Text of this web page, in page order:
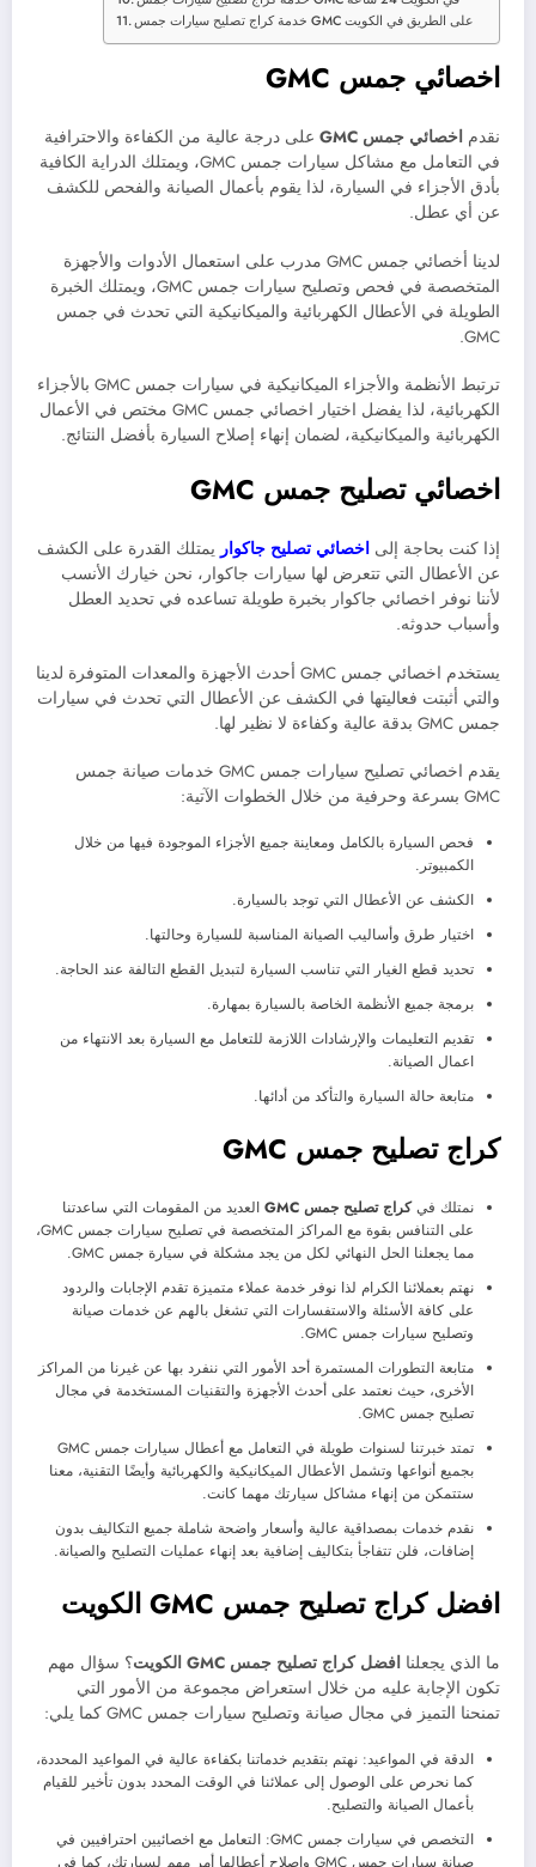
خدمة كراج تصليح سيارات جمس GMC على الطريق في الكويت
اخصائي جمس GMC
نقدم اخصائي جمس GMC على درجة عالية من الكفاءة والاحترافية
في التعامل مع مشاكل سيارات جمس GMC، ويمتلك الدراية الكافية
بأدق الأجزاء في السيارة، لذا يقوم بأعمال الصيانة والفحص للكشف
عن أي عطل.
لدينا أخصائي جمس GMC مدرب على استعمال الأدوات والأجهزة
المتخصصة في فحص وتصليح سيارات جمس GMC، ويمتلك الخبرة
الطويلة في الأعطال الكهربائية والميكانيكية التي تحدث في جمس
GMC.
ترتبط الأنظمة والأجزاء الميكانيكية في سيارات جمس GMC بالأجزاء
الكهربائية، لذا يفضل اختيار اخصائي جمس GMC مختص في الأعمال
الكهربائية والميكانيكية، لضمان إنهاء إصلاح السيارة بأفضل النتائج.
اخصائي تصليح جمس GMC
إذا كنت بحاجة إلى اخصائي تصليح جاكوار يمتلك القدرة على الكشف
عن الأعطال التي تتعرض لها سيارات جاكوار، نحن خيارك الأنسب
لأننا نوفر اخصائي جاكوار بخبرة طويلة تساعده في تحديد العطل
وأسباب حدوثه.
يستخدم اخصائي جمس GMC أحدث الأجهزة والمعدات المتوفرة لدينا
والتي أثبتت فعاليتها في الكشف عن الأعطال التي تحدث في سيارات
جمس GMC بدقة عالية وكفاءة لا نظير لها.
يقدم اخصائي تصليح سيارات جمس GMC خدمات صيانة جمس
GMC بسرعة وحرفية من خلال الخطوات الآتية:
فحص السيارة بالكامل ومعاينة جميع الأجزاء الموجودة فيها من خلال
الكمبيوتر.
الكشف عن الأعطال التي توجد بالسيارة.
اختيار طرق وأساليب الصيانة المناسبة للسيارة وحالتها.
تحديد قطع الغيار التي تناسب السيارة لتبديل القطع التالفة عند الحاجة.
برمجة جميع الأنظمة الخاصة بالسيارة بمهارة.
تقديم التعليمات والإرشادات اللازمة للتعامل مع السيارة بعد الانتهاء من
اعمال الصيانة.
متابعة حالة السيارة والتأكد من أدائها.
كراج تصليح جمس GMC
نمتلك فيكراج تصليح جمس GMC العديد من المقومات التي ساعدتنا
على التنافس بقوة مع المراكز المتخصصة في تصليح سيارات جمس GMC،
مما يجعلنا الحل النهائي لكل من يجد مشكلة في سيارة جمس GMC.
نهتم بعملائنا الكرام لذا نوفر خدمة عملاء متميزة تقدم الإجابات والردود
على كافة الأسئلة والاستفسارات التي تشغل بالهم عن خدمات صيانة
وتصليح سيارات جمس GMC.
متابعة التطورات المستمرة أحد الأمور التي ننفرد بها عن غيرنا من المراكز
الأخرى، حيث نعتمد على أحدث الأجهزة والتقنيات المستخدمة في مجال
تصليح جمس GMC.
تمتد خبرتنا لسنوات طويلة في التعامل مع أعطال سيارات جمس GMC
بجميع أنواعها وتشمل الأعطال الميكانيكية والكهربائية وأيضًا التقنية، معنا
ستتمكن من إنهاء مشاكل سيارتك مهما كانت.
نقدم خدمات بمصداقية عالية وأسعار واضحة شاملة جميع التكاليف بدون
إضافات، فلن تتفاجأ بتكاليف إضافية بعد إنهاء عمليات التصليح والصيانة.
افضل كراج تصليح جمس GMC الكويت
ما الذي يجعلنا افضل كراج تصليح جمس GMC الكويت؟ سؤال مهم
تكون الإجابة عليه من خلال استعراض مجموعة من الأمور التي
تمنحنا التميز في مجال صيانة وتصليح سيارات جمس GMC كما يلي:
الدقة في المواعيد: نهتم بتقديم خدماتنا بكفاءة عالية في المواعيد المحددة،
كما نحرص على الوصول إلى عملائنا في الوقت المحدد بدون تأخير للقيام
بأعمال الصيانة والتصليح.
التخصص في سيارات جمس GMC: التعامل مع اخصائيين احترافيين في
صيانة سيارات جمس GMC وإصلاح أعطالها أمر مهم لسيارتك، كما في